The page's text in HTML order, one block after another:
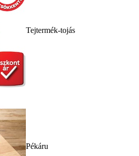
Tejtermék-tojás
Pékáru